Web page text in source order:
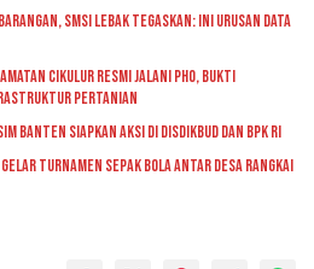
SMSI Lebak Tegaskan: Ini Urusan Data
Cikulur Resmi Jalani PHO, Bukti
Pertanian
Banten Siapkan Aksi di Disdikbud dan BPK RI
Turnamen Sepak Bola Antar Desa Rangkai